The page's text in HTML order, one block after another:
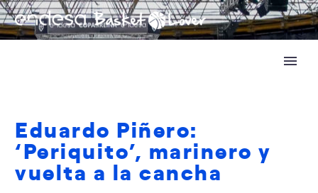
Eduardo Piñero:
‘Periquito’, marinero y
vuelta a la cancha